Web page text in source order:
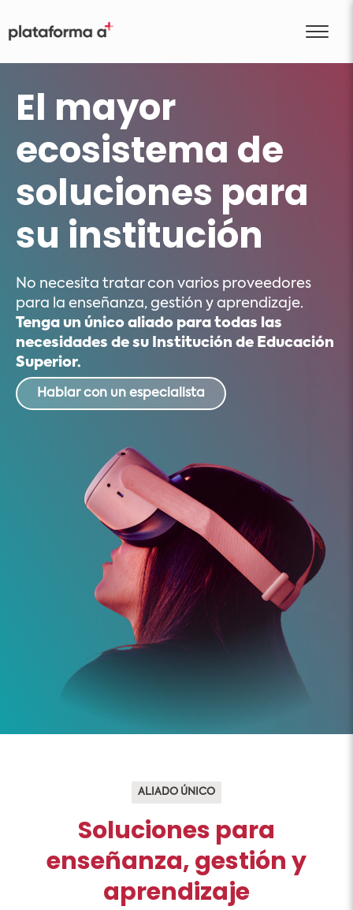
El mayor
ecosistema de
soluciones para
su institución
No necesita tratar con varios proveedores
para la enseñanza, gestión y aprendizaje.
Tenga un único aliado para todas las
necesidades de su Institución de Educación
Superior.
Hablar con un especialista
ALIADO ÚNICO
Soluciones para
enseñanza, gestión y
aprendizaje